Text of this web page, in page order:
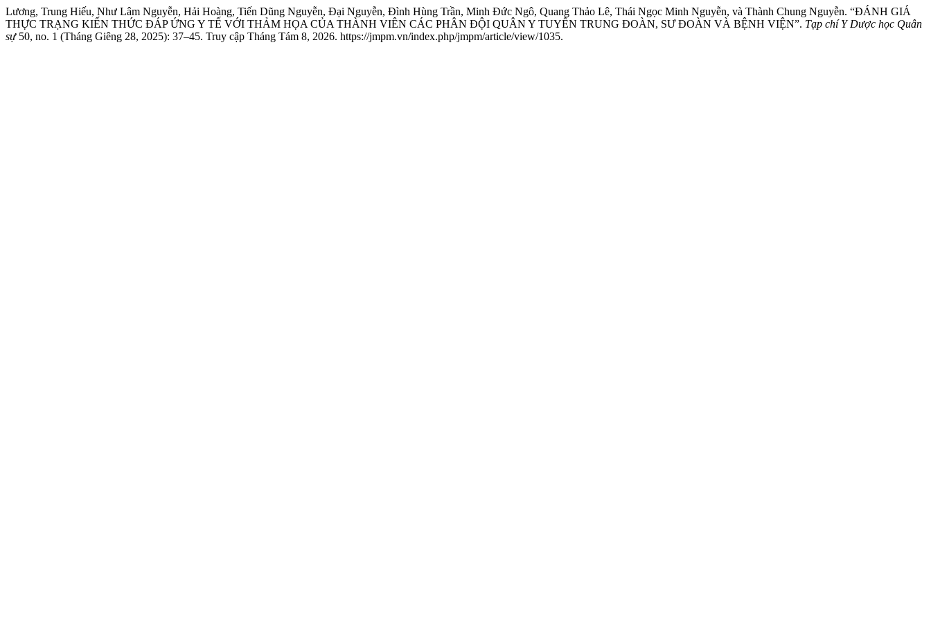
Lương, Trung Hiếu, Như Lâm Nguyễn, Hải Hoàng, Tiến Dũng Nguyễn, Đại Nguyễn, Đình Hùng Trần, Minh Đức Ngô, Quang Thảo Lê, Thái Ngọc Minh Nguyễn, và Thành Chung Nguyễn. “ĐÁNH GIÁ
THỰC TRẠNG KIẾN THỨC ĐÁP ỨNG Y TẾ VỚI THẢM HỌA CỦA THÀNH VIÊN CÁC PHÂN ĐỘI QUÂN Y TUYẾN TRUNG ĐOÀN, SƯ ĐOÀN VÀ BỆNH VIỆN”. Tạp chí Y Dược học Quân
sự50, no. 1 (Tháng Giêng 28, 2025): 37–45. Truy cập Tháng Tám 8, 2026. https://jmpm.vn/index.php/jmpm/article/view/1035.